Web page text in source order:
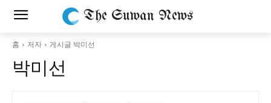
The Suwan News
홈 저자 게시글 박미선
박미선